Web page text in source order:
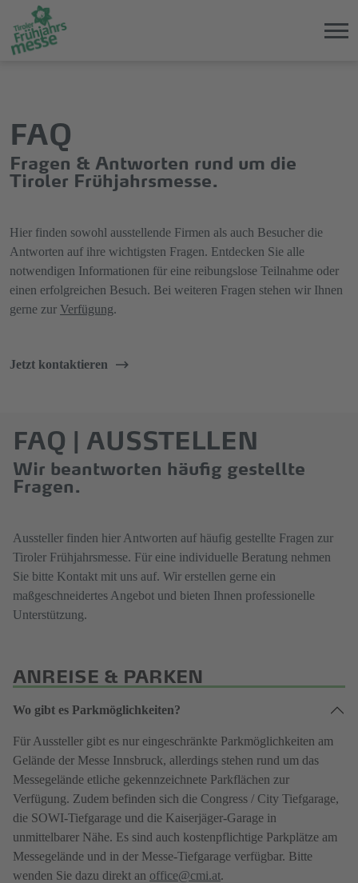
springen
springen
FAQ
Fragen & Antworten rund um die
Tiroler Frühjahrsmesse.
Hier finden sowohl ausstellende Firmen als auch Besucher die
Antworten auf ihre wichtigsten Fragen. Entdecken Sie alle
notwendigen Informationen für eine reibungslose Teilnahme oder
einen erfolgreichen Besuch. Bei weiteren Fragen stehen wir Ihnen
gerne zur Verfügung.
Jetzt kontaktieren
FAQ | AUSSTELLEN
Wir beantworten häufig gestellte
Fragen.
Aussteller finden hier Antworten auf häufig gestellte Fragen zur
Tiroler Frühjahrsmesse. Für eine individuelle Beratung nehmen
Sie bitte Kontakt mit uns auf. Wir erstellen gerne ein
maßgeschneidertes Angebot und bieten Ihnen professionelle
Unterstützung.
ANREISE & PARKEN
Wo gibt es Parkmöglichkeiten?
Für Aussteller gibt es nur eingeschränkte Parkmöglichkeiten am
Gelände der Messe Innsbruck, allerdings stehen rund um das
Messegelände etliche gekennzeichnete Parkflächen zur
Verfügung. Zudem befinden sich die Congress / City Tiefgarage,
die SOWI-Tiefgarage und die Kaiserjäger-Garage in
unmittelbarer Nähe. Es sind auch kostenpflichtige Parkplätze am
Messegelände und in der Messe-Tiefgarage verfügbar. Bitte
wenden Sie dazu direkt an office@cmi.at.